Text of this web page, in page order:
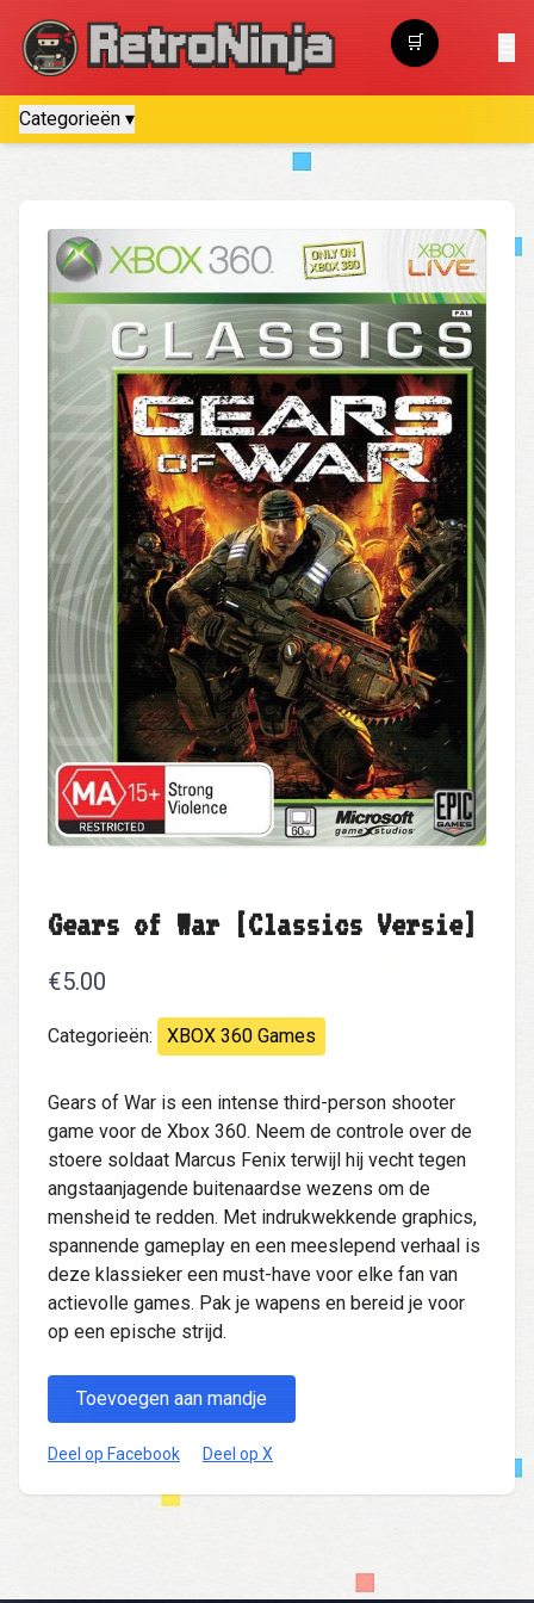
Categorieën ▾
🛒
Winkelwagen
Gears of War [Classics Versie]
€5.00
Categorieën: XBOX 360 Games
Gears of War is een intense third-person shooter
game voor de Xbox 360. Neem de controle over de
stoere soldaat Marcus Fenix terwijl hij vecht tegen
angstaanjagende buitenaardse wezens om de
mensheid te redden. Met indrukwekkende graphics,
spannende gameplay en een meeslepend verhaal is
deze klassieker een must-have voor elke fan van
actievolle games. Pak je wapens en bereid je voor
op een epische strijd.
Toevoegen aan mandje
Deel op Facebook Deel op X